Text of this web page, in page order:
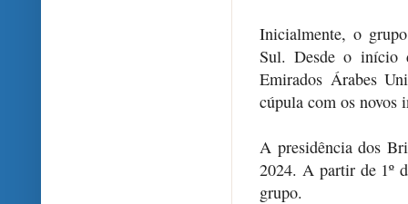
Inicialmente, o
Sul. Desde o início
Emirados Árabes
cúpula com os novos
A presidência dos
2024. A partir de 1º
grupo.